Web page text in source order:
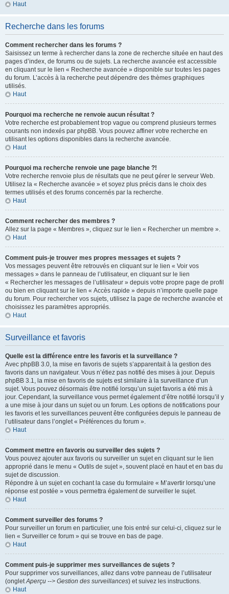
Haut
Recherche dans les forums
Comment rechercher dans les forums ?
Saisissez un terme à rechercher dans la zone de recherche située en haut des
pages d’index, de forums ou de sujets. La recherche avancée est accessible
en cliquant sur le lien « Recherche avancée » disponible sur toutes les pages
du forum. L’accès à la recherche peut dépendre des thèmes graphiques
utilisés.
Haut
Pourquoi ma recherche ne renvoie aucun résultat ?
Votre recherche est probablement trop vague ou comprend plusieurs termes
courants non indexés par phpBB. Vous pouvez affiner votre recherche en
utilisant les options disponibles dans la recherche avancée.
Haut
Pourquoi ma recherche renvoie une page blanche ?!
Votre recherche renvoie plus de résultats que ne peut gérer le serveur Web.
Utilisez la « Recherche avancée » et soyez plus précis dans le choix des
termes utilisés et des forums concernés par la recherche.
Haut
Comment rechercher des membres ?
Allez sur la page « Membres », cliquez sur le lien « Rechercher un membre ».
Haut
Comment puis-je trouver mes propres messages et sujets ?
Vos messages peuvent être retrouvés en cliquant sur le lien « Voir vos
messages » dans le panneau de l’utilisateur, en cliquant sur le lien
« Rechercher les messages de l’utilisateur » depuis votre propre page de profil
ou bien en cliquant sur le lien « Accès rapide » depuis n’importe quelle page
du forum. Pour rechercher vos sujets, utilisez la page de recherche avancée et
choisissez les paramètres appropriés.
Haut
Surveillance et favoris
Quelle est la différence entre les favoris et la surveillance ?
Avec phpBB 3.0, la mise en favoris de sujets s’apparentait à la gestion des
favoris dans un navigateur. Vous n’étiez pas notifié des mises à jour. Depuis
phpBB 3.1, la mise en favoris de sujets est similaire à la surveillance d’un
sujet. Vous pouvez désormais être notifié lorsqu’un sujet favoris a été mis à
jour. Cependant, la surveillance vous permet également d’être notifié lorsqu’il y
a une mise à jour dans un sujet ou un forum. Les options de notifications pour
les favoris et les surveillances peuvent être configurées depuis le panneau de
l’utilisateur dans l’onglet « Préférences du forum ».
Haut
Comment mettre en favoris ou surveiller des sujets ?
Vous pouvez ajouter aux favoris ou surveiller un sujet en cliquant sur le lien
approprié dans le menu « Outils de sujet », souvent placé en haut et en bas du
sujet de discussion.
Répondre à un sujet en cochant la case du formulaire « M’avertir lorsqu’une
réponse est postée » vous permettra également de surveiller le sujet.
Haut
Comment surveiller des forums ?
Pour surveiller un forum en particulier, une fois entré sur celui-ci, cliquez sur le
lien « Surveiller ce forum » qui se trouve en bas de page.
Haut
Comment puis-je supprimer mes surveillances de sujets ?
Pour supprimer vos surveillances, allez dans votre panneau de l’utilisateur
(ongletAperçu --> Gestion des surveillances) et suivez les instructions.
Haut